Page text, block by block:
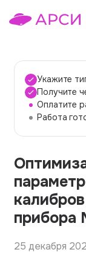
Темы работ
О сервисе
О компании
Наши
Порядок
Контакты
Укажите
Получите
Оплатите
Работа
прибора
25 декабря